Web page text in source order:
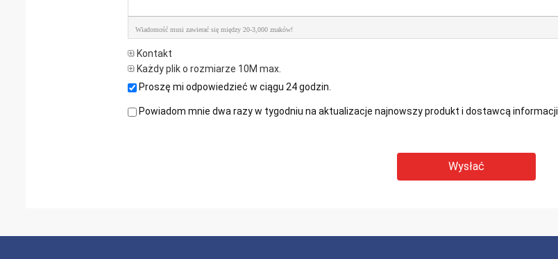
Wiadomość musi zawierać się między 20-3,000 znaków!
Kontakt
Każdy plik o rozmiarze 10M max.
Proszę mi odpowiedzieć w ciągu 24 godzin.
Powiadom mnie dwa razy w tygodniu na aktualizacje najnowszy produkt i dostawcą informacji.